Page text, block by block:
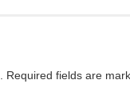
Required fields are